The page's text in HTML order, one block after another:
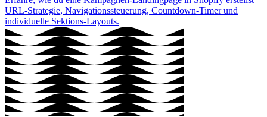
URL-Strategie, Navigationssteuerung, Countdown-Timer und
individuelle Sektions-Layouts.